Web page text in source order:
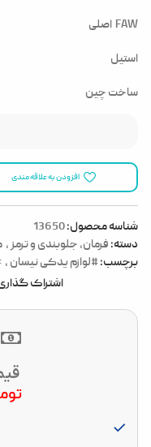
FAW اصلی
استیل
ساخت چین
افزودن به علاقه مندی
شناسه محصول:13650
دسته: فرمان، جلوبندی و ترمز,
برچسب:#لوازم یدکی نیسان ,
اشتراک